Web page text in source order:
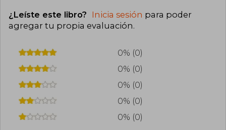
publicado I Will Teach You to Be Rich: The
Journal y ha ganado popularidad con su
pódcast y la serie de Netflix How to Get Rich.
lo que uno valora y eliminar lo superfluo, Sethi ha
transformado la educación financiera en algo
accesible, directo y aplicable a la vida real.
¿Leíste este libro? Inicia sesión para poder
agregar tu propia evaluación.
0% (0)
0% (0)
0% (0)
0% (0)
0% (0)